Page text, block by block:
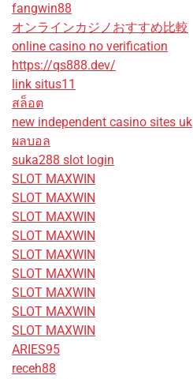
fangwin88
オンラインカジノおすすめ比較
online casino no verification
https://qs888.dev/
link situs11
สล็อต
new independent casino sites uk
ผลบอล
suka288 slot login
SLOT MAXWIN
SLOT MAXWIN
SLOT MAXWIN
SLOT MAXWIN
SLOT MAXWIN
SLOT MAXWIN
SLOT MAXWIN
SLOT MAXWIN
SLOT MAXWIN
ARIES95
receh88